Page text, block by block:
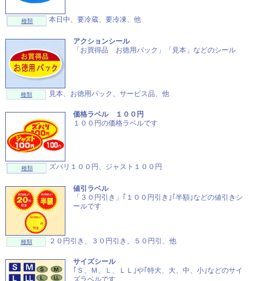
種類 本日中、要冷蔵、要冷凍、他
アクションシール
「お買得品 お徳用パック」「見本」などのシール
種類 見本、お徳用パック、サービス品、他
価格ラベル １００円
１００円の価格ラベルです
種類 ズバリ１００円、ジャスト１００円
値引ラベル
「３０円引き」｢１００円引き｣｢半額｣などの値引きシ
ールです
種類 ２０円引き、３０円引き、５０円引、他
サイズシール
｢Ｓ、Ｍ、Ｌ、ＬＬ｣や｢特大、大、中、小｣などのサイ
ズラベルです